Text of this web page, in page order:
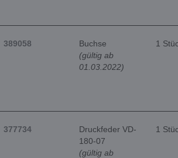
389058
Buchse
(gültig ab
01.03.2022)
1
377734
Druckfeder VD-
180-07
(gültig ab
1